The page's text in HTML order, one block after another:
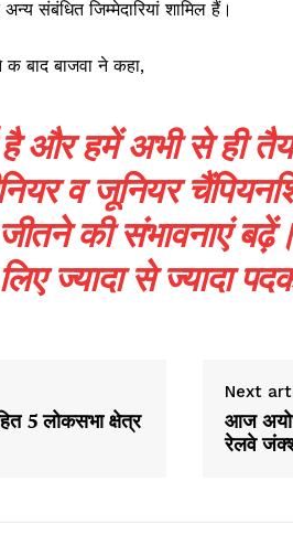
News Week
संबंधित जिम्मेदारियां शामिल हैं।
बाद बाजवा ने कहा,
और हमें अभी से ही
व जूनियर
की संभावनाएं
ज्यादा से ज्यादा
5 लोकसभा क्षेत्र
Next
आज
रेलवे